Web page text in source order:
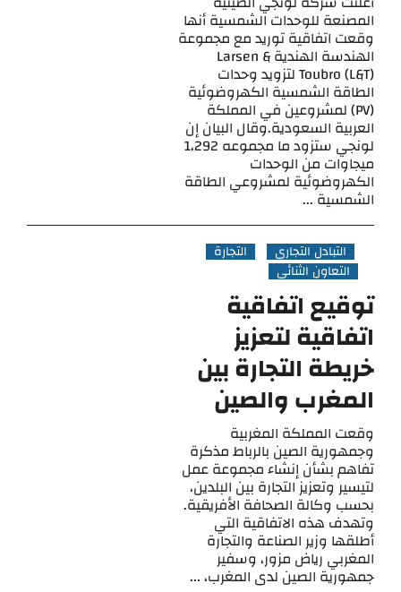
المصنعة للوحدات الشمسية أنها
وقعت اتفاقية توريد مع مجموعة
الهندسة الهندية Larsen &
Toubro (L&T) لتزويد وحدات
الطاقة الشمسية الكهروضوئية
(PV) لمشروعين في المملكة
العربية السعودية.وقال البيان إن
لونجي ستزود ما مجموعه 1،292
ميجاوات من الوحدات
الكهروضوئية لمشروعي الطاقة
الشمسية ...
التبادل التجاري
التجارة
التعاون الثنائي
توقيع اتفاقية
اتفاقية لتعزيز
خريطة التجارة بين
المغرب والصين
وقعت المملكة المغربية
وجمهورية الصين بالرباط مذكرة
تفاهم بشأن إنشاء مجموعة عمل
لتيسير وتعزيز التجارة بين البلدين،
بحسب وكالة الصحافة الأفريقية.
وتهدف هذه الاتفاقية التي
أطلقها وزير الصناعة والتجارة
المغربي رياض مزور، وسفير
جمهورية الصين لدى المغرب، ...